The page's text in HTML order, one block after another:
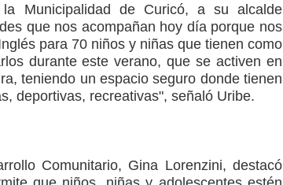
la Municipalidad de Curicó, a su alcalde
que nos acompañan hoy día porque nos
para 70 niños y niñas que tienen como
durante este verano, que se activen en
teniendo un espacio seguro donde tienen
deportivas, recreativas", señaló Uribe.
Comunitario, Gina Lorenzini, destacó